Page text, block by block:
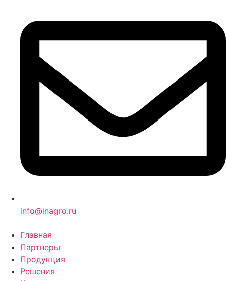
info@inagro.ru
Главная
Партнеры
Продукция
Решения